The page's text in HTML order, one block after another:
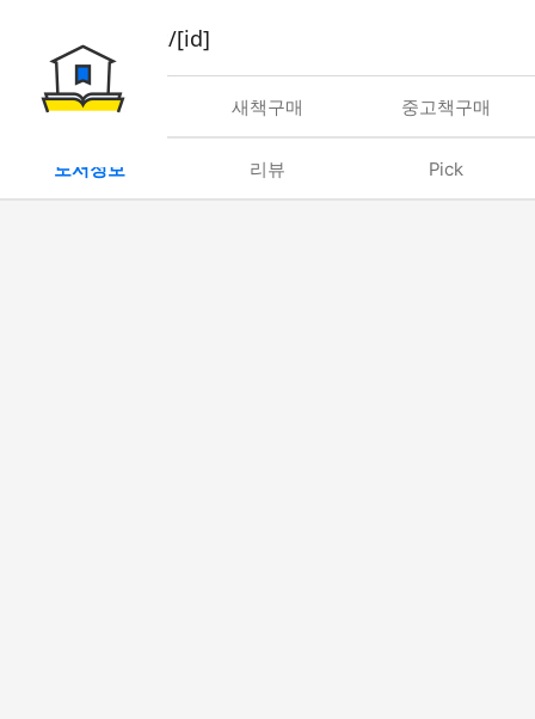
book/rent/[id]
대여 새책구매 중고책구매
도서정보 리뷰 Pick